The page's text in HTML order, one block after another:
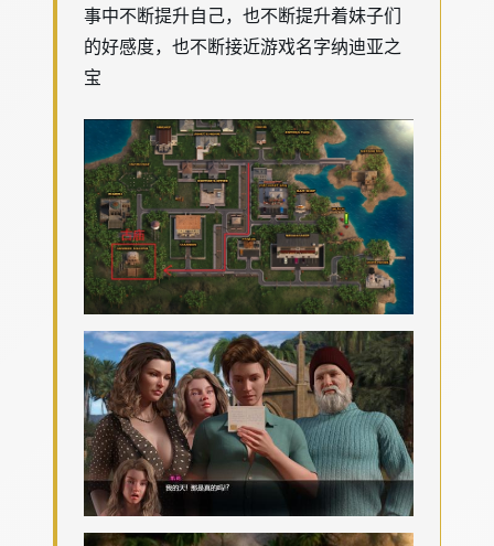
事中不断提升自己，也不断提升着妹子们
的好感度，也不断接近游戏名字纳迪亚之
宝